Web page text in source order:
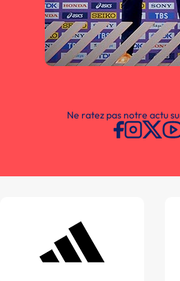
Ne ratez pas notre actu